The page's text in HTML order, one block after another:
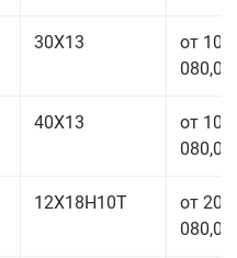
30Х13
от 101
080,00
40Х13
от 101
080,00
12Х18Н10Т
от 208
080,00